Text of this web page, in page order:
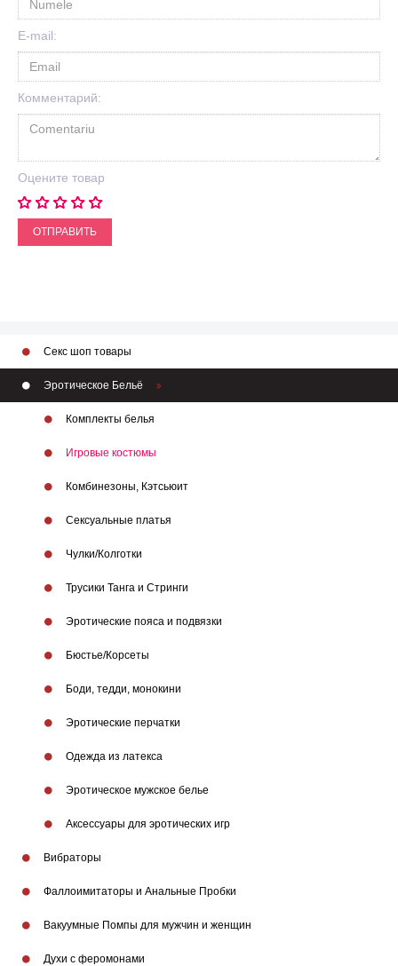
E-mail:
Комментарий:
Оцените товар
ОТПРАВИТЬ
Секс шоп товары
Эротическое Бельё
Комплекты белья
Игровые костюмы
Комбинезоны, Кэтсьюит
Сексуальные платья
Чулки/Колготки
Трусики Танга и Стринги
Эротические пояса и подвязки
Бюстье/Корсеты
Боди, тедди, монокини
Эротические перчатки
Одежда из латекса
Эротическое мужское белье
Аксессуары для эротических игр
Вибраторы
Фаллоимитаторы и Анальные Пробки
Вакуумные Помпы для мужчин и женщин
Духи с феромонами